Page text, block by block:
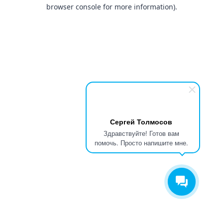
Сергей Толмосов
Здравствуйте! Готов вам
помочь. Просто напишите мне.
browser console for more information).